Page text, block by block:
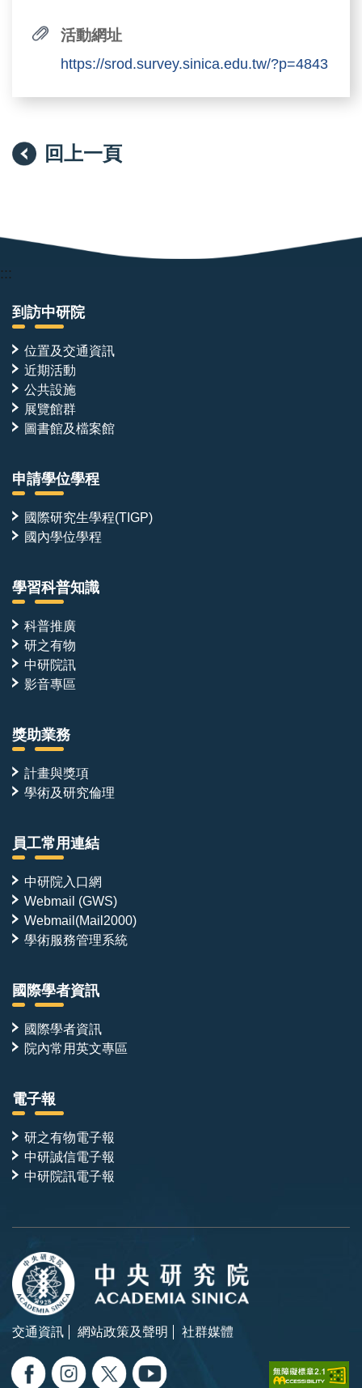
活動網址
https://srod.survey.sinica.edu.tw/?p=4843
回上一頁
:::
到訪中研院
位置及交通資訊
近期活動
公共設施
展覽館群
圖書館及檔案館
申請學位學程
國際研究生學程(TIGP)
國內學位學程
學習科普知識
科普推廣
研之有物
中研院訊
影音專區
獎助業務
計畫與獎項
學術及研究倫理
員工常用連結
中研院入口網
Webmail (GWS)
Webmail(Mail2000)
學術服務管理系統
國際學者資訊
國際學者資訊
院內常用英文專區
電子報
研之有物電子報
中研誠信電子報
中研院訊電子報
交通資訊 網站政策及聲明 社群媒體